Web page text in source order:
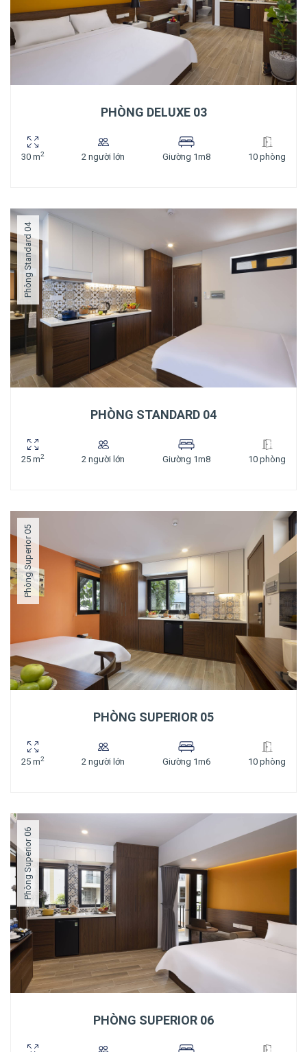
PHÒNG DELUXE 03
30 m2 2 người lớn Giường 1m8 10 phòng
Phòng Standard 04
PHÒNG STANDARD 04
25 m2 2 người lớn Giường 1m8 10 phòng
Phòng Superior 05
PHÒNG SUPERIOR 05
25 m2 2 người lớn Giường 1m6 10 phòng
Phòng Superior 06
PHÒNG SUPERIOR 06